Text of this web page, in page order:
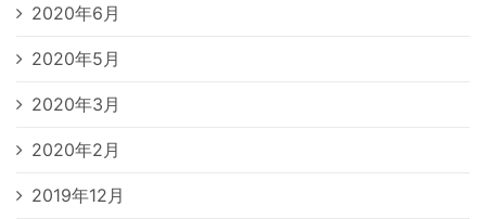
2020年6月
2020年5月
2020年3月
2020年2月
2019年12月